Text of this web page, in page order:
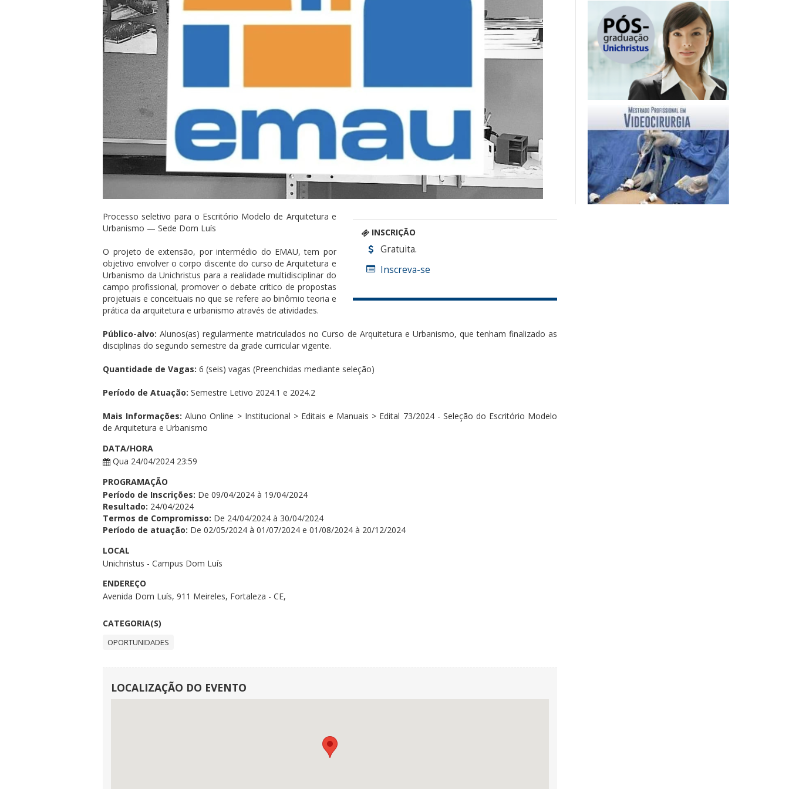
INSCRIÇÃO
Gratuita.
Inscreva-se
Processo seletivo para o Escritório Modelo de Arquitetura e
Urbanismo — Sede Dom Luís
O projeto de extensão, por intermédio do EMAU, tem por
objetivo envolver o corpo discente do curso de Arquitetura e
Urbanismo da Unichristus para a realidade multidisciplinar do
campo profissional, promover o debate crítico de propostas
projetuais e conceituais no que se refere ao binômio teoria e
prática da arquitetura e urbanismo através de atividades.
Público-alvo: Alunos(as) regularmente matriculados no Curso de Arquitetura e Urbanismo, que tenham finalizado as
disciplinas do segundo semestre da grade curricular vigente.
Quantidade de Vagas: 6 (seis) vagas (Preenchidas mediante seleção)
Período de Atuação: Semestre Letivo 2024.1 e 2024.2
Mais Informações: Aluno Online > Institucional > Editais e Manuais > Edital 73/2024 - Seleção do Escritório Modelo
de Arquitetura e Urbanismo
DATA/HORA
Qua 24/04/2024 23:59
PROGRAMAÇÃO
Período de Inscrições: De 09/04/2024 à 19/04/2024
Resultado: 24/04/2024
Termos de Compromisso: De 24/04/2024 à 30/04/2024
Período de atuação: De 02/05/2024 à 01/07/2024 e 01/08/2024 à 20/12/2024
LOCAL
Unichristus - Campus Dom Luís
ENDEREÇO
Avenida Dom Luís, 911 Meireles, Fortaleza - CE,
CATEGORIA(S)
OPORTUNIDADES
LOCALIZAÇÃO DO EVENTO